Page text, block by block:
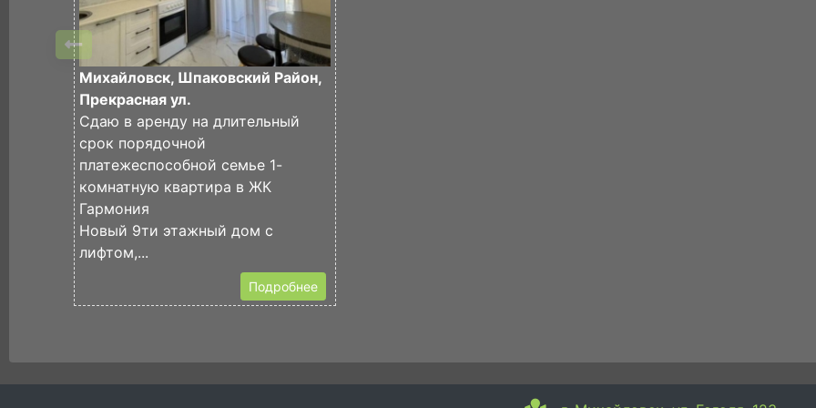
Михайловск, Шпаковский Район,
Прекрасная ул.
Сдаю в аренду на длительный
срок порядочной
платежеспособной семье 1-
комнатную квартира в ЖК
Гармония
Новый 9ти этажный дом с
лифтом,...
Подробнее